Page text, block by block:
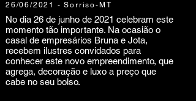
26/06/2021 - Sorriso-MT
No dia 26 de junho de 2021 celebram este
momento tão importante. Na ocasião o
casal de empresários Bruna e Jota,
recebem ilustres convidados para
conhecer este novo empreendimento, que
agrega, decoração e luxo a preço que
cabe no seu bolso.